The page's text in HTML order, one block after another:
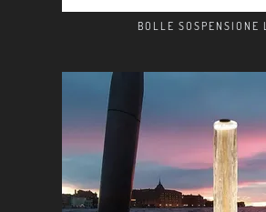
BOLLE SOSPENSIONE L